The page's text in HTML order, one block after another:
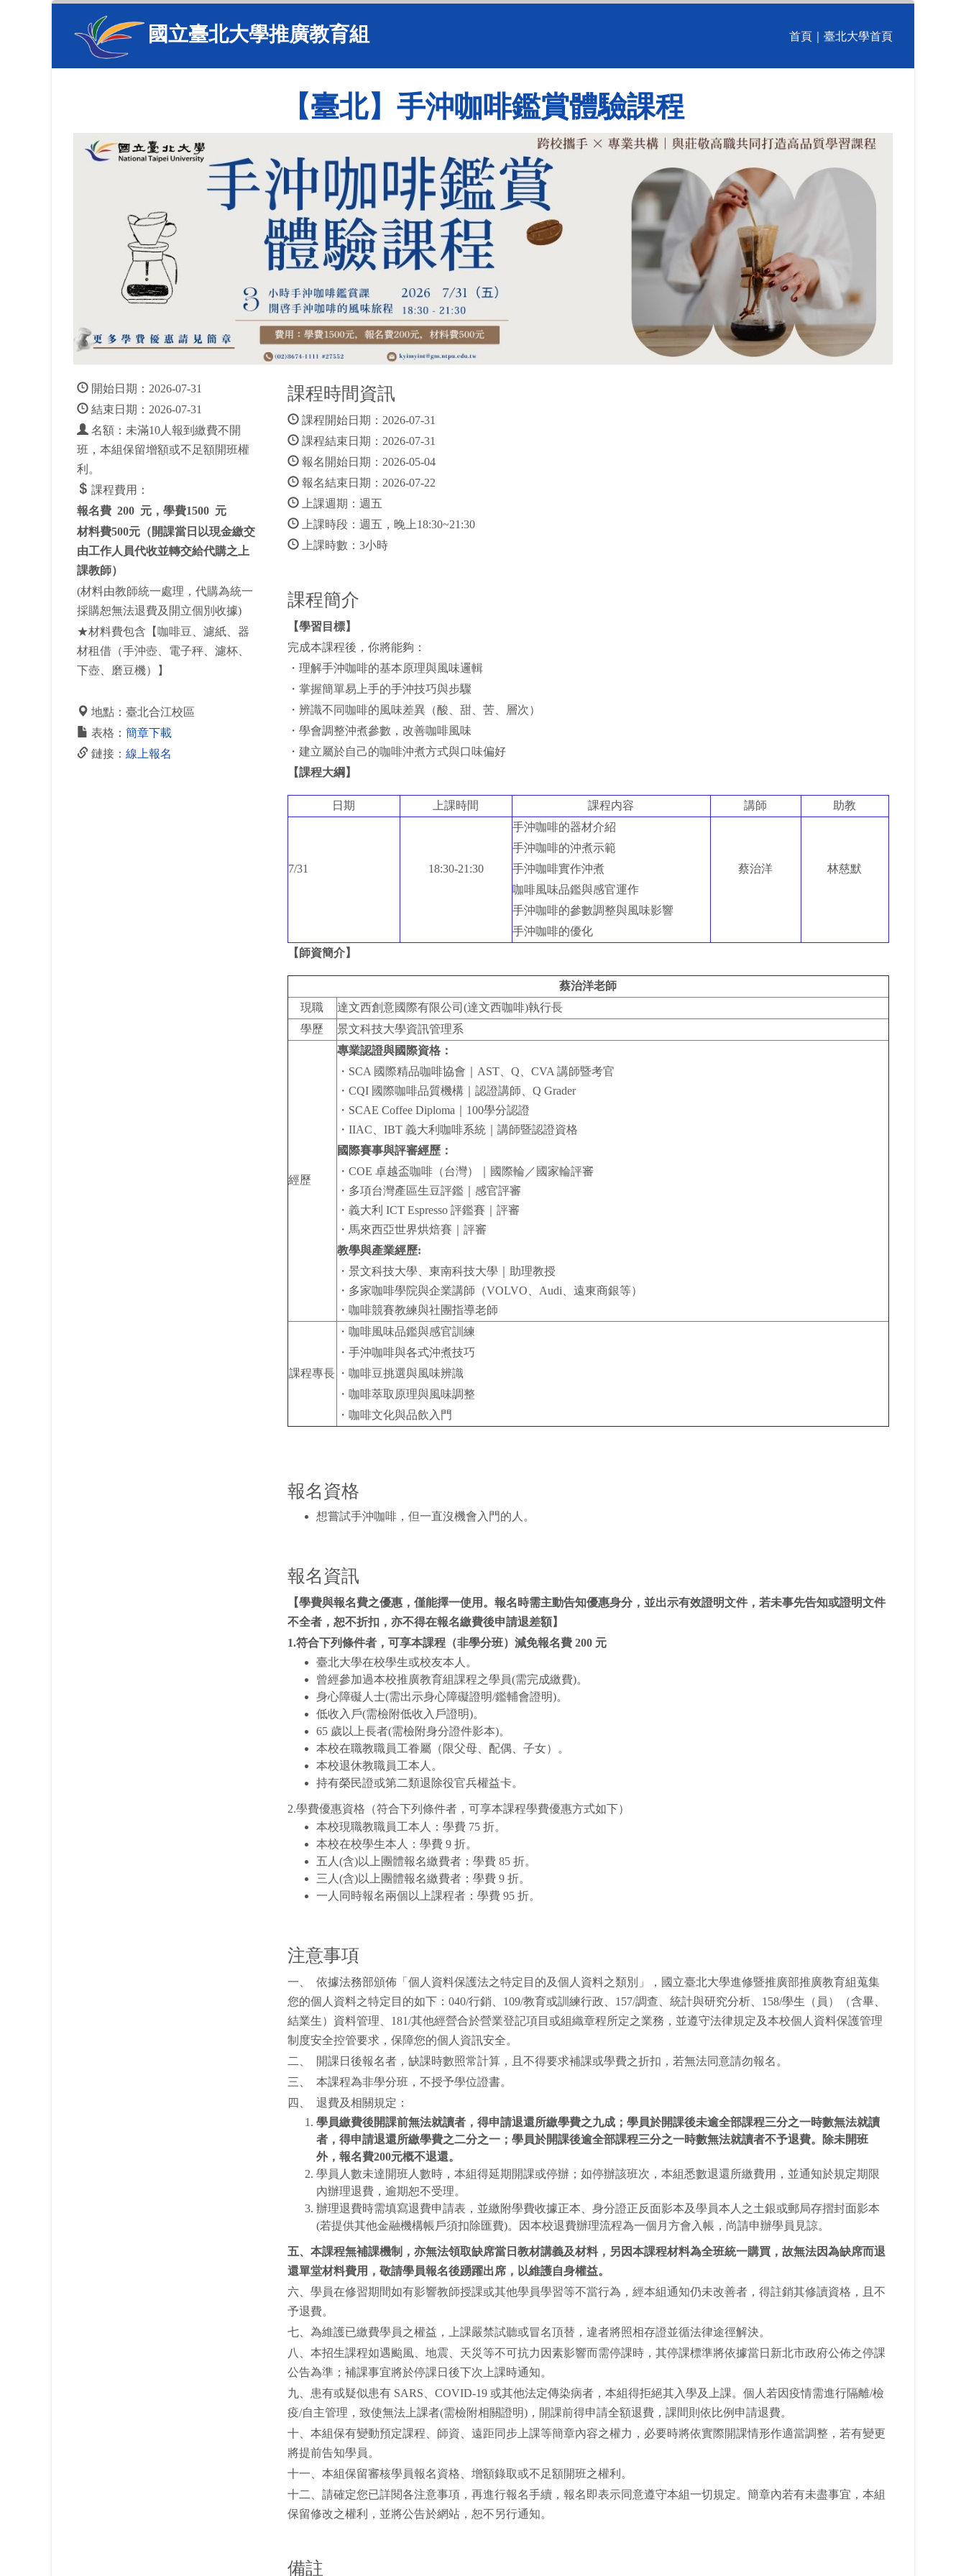
國立臺北大學推廣教育組 首頁 臺北大學首頁
【臺北】手沖咖啡鑑賞體驗課程
開始日期：2026-07-31
結束日期：2026-07-31
名額：未滿10人報到繳費不開
班，本組保留增額或不足額開班權
利。
課程費用：
報名費 200 元，學費1500 元
材料費500元（開課當日以現金繳交
由工作人員代收並轉交給代購之上
課教師）
(材料由教師統一處理，代購為統一
採購恕無法退費及開立個別收據)
★材料費包含【咖啡豆、濾紙、器
材租借（手沖壺、電子秤、濾杯、
下壺、磨豆機）】
地點：臺北合江校區
表格： 簡章下載
鏈接： 線上報名
課程時間資訊
課程開始日期：2026-07-31
課程結束日期：2026-07-31
報名開始日期：2026-05-04
報名結束日期：2026-07-22
上課週期：週五
上課時段：週五，晚上18:30~21:30
上課時數：3小時
課程簡介
【學習目標】
完成本課程後，你將能夠：
・理解手沖咖啡的基本原理與風味邏輯
・掌握簡單易上手的手沖技巧與步驟
・辨識不同咖啡的風味差異（酸、甜、苦、層次）
・學會調整沖煮參數，改善咖啡風味
・建立屬於自己的咖啡沖煮方式與口味偏好
【課程大綱】
日期 上課時間 課程内容 講師 助教
7/31 18:30-21:30
手沖咖啡的器材介紹
手沖咖啡的沖煮示範
手沖咖啡實作沖煮
咖啡風味品鑑與感官運作
手沖咖啡的參數調整與風味影響
手沖咖啡的優化
蔡治洋 林慈默
【師資簡介】
蔡治洋老師
現職
達文西創意國際有限公司(達文西咖啡)執行長
學歷
景文科技大學資訊管理系
經歷
專業認證與國際資格：
・SCA 國際精品咖啡協會｜AST、Q、CVA 講師暨考官
・CQI 國際咖啡品質機構｜認證講師、Q Grader
・SCAE Coffee Diploma｜100學分認證
・IIAC、IBT 義大利咖啡系統｜講師暨認證資格
國際賽事與評審經歷：
・COE 卓越盃咖啡（台灣）｜國際輪／國家輪評審
・多項台灣產區生豆評鑑｜感官評審
・義大利 ICT Espresso 評鑑賽｜評審
・馬來西亞世界烘焙賽｜評審
教學與產業經歷:
・景文科技大學、東南科技大學｜助理教授
・多家咖啡學院與企業講師（VOLVO、Audi、遠東商銀等）
・咖啡競賽教練與社團指導老師
課程專長
・咖啡風味品鑑與感官訓練
・手沖咖啡與各式沖煮技巧
・咖啡豆挑選與風味辨識
・咖啡萃取原理與風味調整
・咖啡文化與品飲入門
報名資格
想嘗試手沖咖啡，但一直沒機會入門的人。
報名資訊
【學費與報名費之優惠，僅能擇一使用。報名時需主動告知優惠身分，並出示有效證明文件，若未事先告知或證明文件
不全者，恕不折扣，亦不得在報名繳費後申請退差額】
1.符合下列條件者，可享本課程（非學分班）減免報名費 200 元
臺北大學在校學生或校友本人。
曾經參加過本校推廣教育組課程之學員(需完成繳費)。
身心障礙人士(需出示身心障礙證明/鑑輔會證明)。
低收入戶(需檢附低收入戶證明)。
65 歲以上長者(需檢附身分證件影本)。
本校在職教職員工眷屬（限父母、配偶、子女）。
本校退休教職員工本人。
持有榮民證或第二類退除役官兵權益卡。
2.學費優惠資格（符合下列條件者，可享本課程學費優惠方式如下）
本校現職教職員工本人：學費 75 折。
本校在校學生本人：學費 9 折。
五人(含)以上團體報名繳費者：學費 85 折。
三人(含)以上團體報名繳費者：學費 9 折。
一人同時報名兩個以上課程者：學費 95 折。
注意事項
一、 依據法務部頒佈「個人資料保護法之特定目的及個人資料之類別」，國立臺北大學進修暨推廣部推廣教育組蒐集
您的個人資料之特定目的如下：040/行銷、109/教育或訓練行政、157/調查、統計與研究分析、158/學生（員）（含畢、
結業生）資料管理、181/其他經營合於營業登記項目或組織章程所定之業務，並遵守法律規定及本校個人資料保護管理
制度安全控管要求，保障您的個人資訊安全。
二、 開課日後報名者，缺課時數照常計算，且不得要求補課或學費之折扣，若無法同意請勿報名。
三、 本課程為非學分班，不授予學位證書。
四、 退費及相關規定：
學員繳費後開課前無法就讀者，得申請退還所繳學費之九成；學員於開課後未逾全部課程三分之一時數無法就讀
者，得申請退還所繳學費之二分之一；學員於開課後逾全部課程三分之一時數無法就讀者不予退費。除未開班
外，報名費200元概不退還。
學員人數未達開班人數時，本組得延期開課或停辦；如停辦該班次，本組悉數退還所繳費用，並通知於規定期限
內辦理退費，逾期恕不受理。
辦理退費時需填寫退費申請表，並繳附學費收據正本、身分證正反面影本及學員本人之土銀或郵局存摺封面影本
(若提供其他金融機構帳戶須扣除匯費)。因本校退費辦理流程為一個月方會入帳，尚請申辦學員見諒。
五、 本課程無補課機制，亦無法領取缺席當日教材講義及材料，另因本課程材料為全班統一購買，故無法因為缺席而退
還單堂材料費用，敬請學員報名後踴躍出席，以維護自身權益。
六、學員在修習期間如有影響教師授課或其他學員學習等不當行為，經本組通知仍未改善者，得註銷其修讀資格，且不
予退費。
七、為維護已繳費學員之權益，上課嚴禁試聽或冒名頂替，違者將照相存證並循法律途徑解決。
八、本招生課程如遇颱風、地震、天災等不可抗力因素影響而需停課時，其停課標準將依據當日新北市政府公佈之停課
公告為準；補課事宜將於停課日後下次上課時通知。
九、患有或疑似患有 SARS、COVID-19 或其他法定傳染病者，本組得拒絕其入學及上課。個人若因疫情需進行隔離/檢
疫/自主管理，致使無法上課者(需檢附相關證明)，開課前得申請全額退費，課間則依比例申請退費。
十、本組保有變動預定課程、師資、遠距同步上課等簡章內容之權力，必要時將依實際開課情形作適當調整，若有變更
將提前告知學員。
十一、本組保留審核學員報名資格、增額錄取或不足額開班之權利。
十二、請確定您已詳閱各注意事項，再進行報名手續，報名即表示同意遵守本組一切規定。簡章內若有未盡事宜，本組
保留修改之權利，並將公告於網站，恕不另行通知。
備註